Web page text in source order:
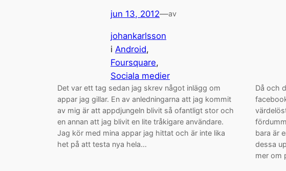
jun 13, 2012—av
johankarlsson
i Android
Foursquare
Sociala medier
Det var ett tag sedan jag skrev något inlägg om
appar jag gillar. En av anledningarna att jag kommit
av mig är att appdjungeln blivit så ofantligt stor och
en annan att jag blivit en lite tråkigare användare.
Jag kör med mina appar jag hittat och är inte lika
het på att testa nya hela…
Då och
bara är
dessa
mer om